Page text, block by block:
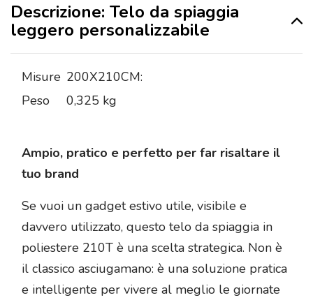
Descrizione: Telo da spiaggia
leggero personalizzabile
Misure 200X210CM:
Peso
0,325 kg
Ampio, pratico e perfetto per far risaltare il
tuo brand
Se vuoi un gadget estivo utile, visibile e
davvero utilizzato, questo telo da spiaggia in
poliestere 210T è una scelta strategica. Non è
il classico asciugamano: è una soluzione pratica
e intelligente per vivere al meglio le giornate